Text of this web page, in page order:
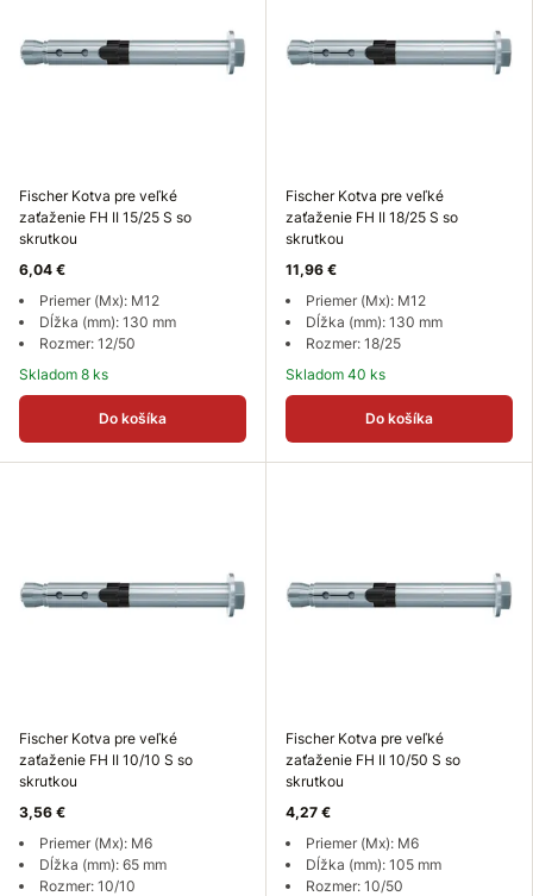
Fischer Kotva pre veľké
zaťaženie FH II 15/25 S so
skrutkou
6,04 €
Priemer (Mx): M12
Dĺžka (mm): 130 mm
Rozmer: 12/50
Skladom 8 ks
Do košíka
Fischer Kotva pre veľké
zaťaženie FH II 18/25 S so
skrutkou
11,96 €
Priemer (Mx): M12
Dĺžka (mm): 130 mm
Rozmer: 18/25
Skladom 40 ks
Do košíka
Fischer Kotva pre veľké
zaťaženie FH II 10/10 S so
skrutkou
3,56 €
Priemer (Mx): M6
Dĺžka (mm): 65 mm
Rozmer: 10/10
Fischer Kotva pre veľké
zaťaženie FH II 10/50 S so
skrutkou
4,27 €
Priemer (Mx): M6
Dĺžka (mm): 105 mm
Rozmer: 10/50